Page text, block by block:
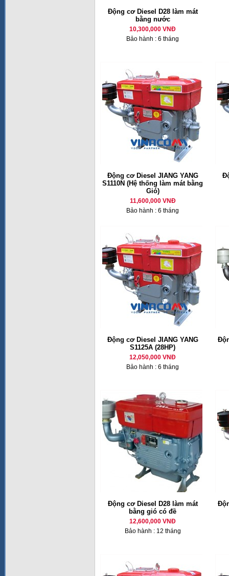
Động cơ Diesel D28 làm mát
bằng nước
10,300,000 VNĐ
Bảo hành : 6 tháng
Động cơ Diesel JIANG YANG
S1110N (Hệ thống làm mát bằng
Gió)
11,600,000 VNĐ
Bảo hành : 6 tháng
Động cơ Diesel JIANG YANG
S1125A (28HP)
12,050,000 VNĐ
Bảo hành : 6 tháng
Động cơ Diesel D28 làm mát
bằng gió có đề
12,600,000 VNĐ
Bảo hành : 12 tháng